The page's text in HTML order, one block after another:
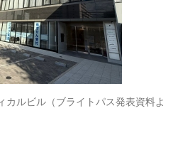
カルビル（ブライトパス発表資料よ